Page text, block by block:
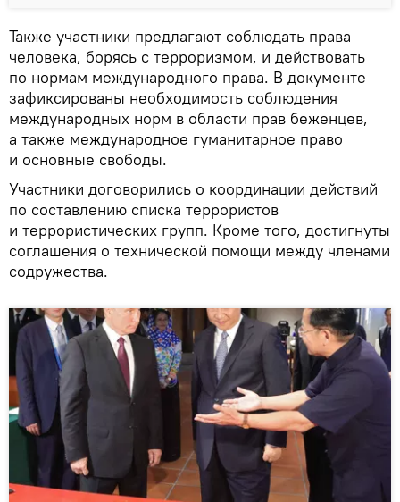
Также участники предлагают соблюдать права
человека, борясь с терроризмом, и действовать
по нормам международного права. В документе
зафиксированы необходимость соблюдения
международных норм в области прав беженцев,
а также международное гуманитарное право
и основные свободы.
Участники договорились о координации действий
по составлению списка террористов
и террористических групп. Кроме того, достигнуты
соглашения о технической помощи между членами
содружества.